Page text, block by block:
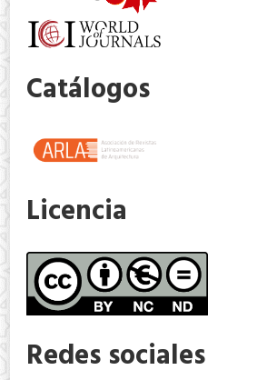
Catálogos
Licencia
Redes sociales